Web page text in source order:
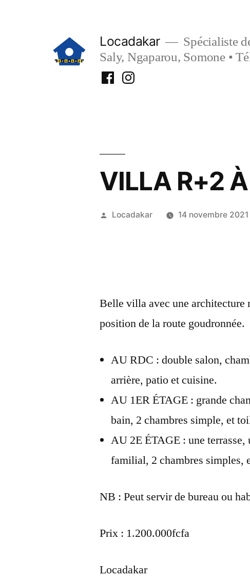
Locadakar
Spécialiste
Saly, Ngaparou, Somone •
FacebookInstagram
VILLA R+2
Publié
Locadakar 14 novembre 2021
Belle villa avec une architecture
position de la route goudronnée.
AU RDC : double salon,
arrière, patio et cuisine.
AU 1ER ÉTAGE : grande
bain, 2 chambres simple, et
AU 2E ÉTAGE : une terrasse,
familial, 2 chambres simples,
NB : Peut servir de bureau ou
Prix : 1.200.000fcfa
Locadakar